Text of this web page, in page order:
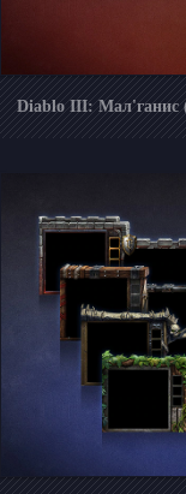
Diablo III: Мал'ганис